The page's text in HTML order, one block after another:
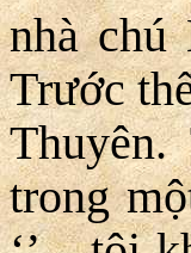
nhà chú
Trước
Thuyên.
trong